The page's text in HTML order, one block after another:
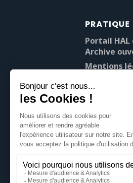
PRATIQUE
Portail HAL
Archive
Mentions
À propos de
Contact